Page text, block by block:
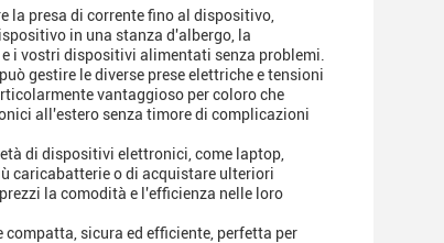
la presa di corrente fino al dispositivo,
in una stanza d'albergo, la
i vostri dispositivi alimentati senza problemi.
gestire le diverse prese elettriche e tensioni
vantaggioso per coloro che
all'estero senza timore di complicazioni
di dispositivi elettronici, come laptop,
caricabatterie o di acquistare ulteriori
la comodità e l'efficienza nelle loro
sicura ed efficiente, perfetta per